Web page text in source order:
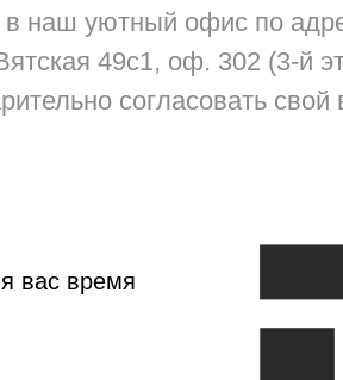
наш уютный офис по
49с1, оф. 302 (3-й
согласовать свой
вас время